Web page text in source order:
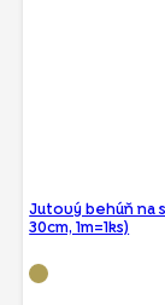
Jutový behúň na
30cm, 1m=1ks)